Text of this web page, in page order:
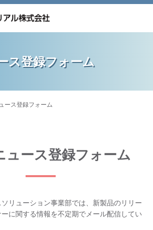
ス登録フォーム
ース登録フォーム
ュース登録フォーム
リューション事業部では、新製品のリリー
に関する情報を不定期でメール配信してい